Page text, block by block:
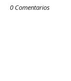
0 Comentarios